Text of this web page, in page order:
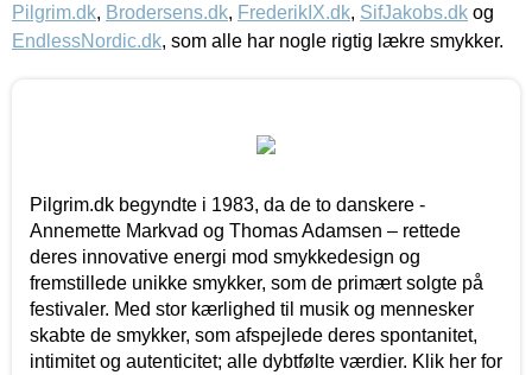
Pilgrim.dk, Brodersens.dk, FrederikIX.dk, SifJakobs.dk og
EndlessNordic.dk, som alle har nogle rigtig lækre smykker.
Pilgrim.dk begyndte i 1983, da de to danskere -
Annemette Markvad og Thomas Adamsen – rettede
deres innovative energi mod smykkedesign og
fremstillede unikke smykker, som de primært solgte på
festivaler. Med stor kærlighed til musik og mennesker
skabte de smykker, som afspejlede deres spontanitet,
intimitet og autenticitet; alle dybtfølte værdier. Klik her for